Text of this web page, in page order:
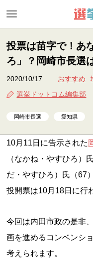
投票は苗字で！あ
ろ」？岡崎市長選
2020/10/17 おすすめ
選挙ドットコム編集部
岡崎市長選 愛知県
10月11日に告示された
（なかね・やすひろ）
だ・やすひろ）氏（67
投開票は10月18日に行
今回は内田市政の是非
画を進めるコンベンシ
考えられます。